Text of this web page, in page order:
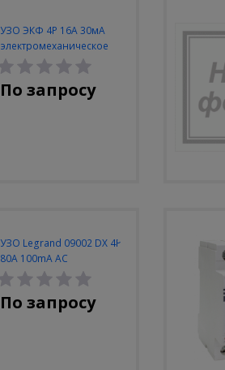
УЗО ЭКФ 4Р 16А 30мА
электромеханическое
По запросу
УЗО Legrand 09002 DX 4P
80A 100mA AC
По запросу